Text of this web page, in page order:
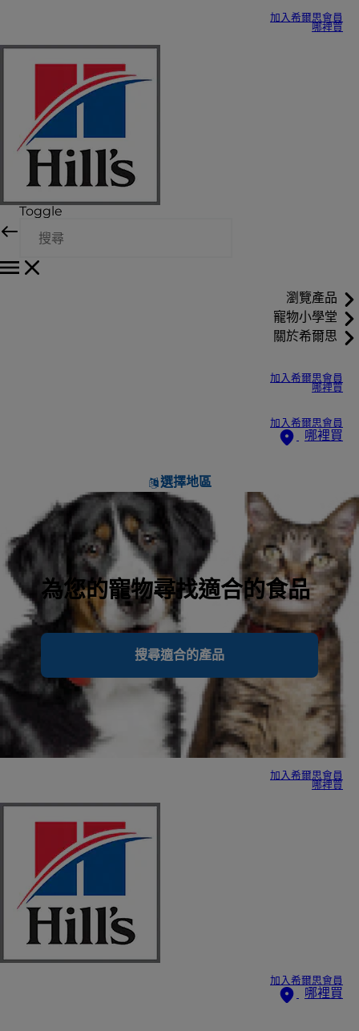
加入希爾思會員
哪裡買
Toggle
瀏覽產品
寵物小學堂
關於希爾思
加入希爾思會員
哪裡買
加入希爾思會員
哪裡買
選擇地區
為您的寵物尋找適合的食品
搜尋適合的產品
加入希爾思會員
哪裡買
加入希爾思會員
哪裡買